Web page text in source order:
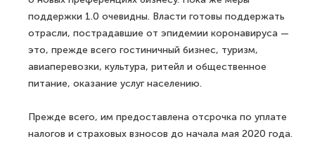
поддержки 1.0 очевидны. Власти готовы поддержать
отрасли, пострадавшие от эпидемии коронавируса —
это, прежде всего гостиничный бизнес, туризм,
авиаперевозки, культура, ритейл и общественное
питание, оказание услуг населению.
Прежде всего, им предоставлена отсрочка по уплате
налогов и страховых взносов до начала мая 2020 года.